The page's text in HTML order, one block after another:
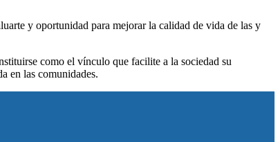
y oportunidad para mejorar la calidad de vida de las y
como el vínculo que facilite a la sociedad su
en las comunidades.